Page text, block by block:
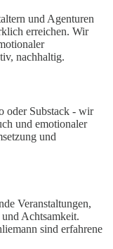
und Agenturen
erreichen. Wir
nachhaltig.
oder Substack - wir
und emotionaler
und
Veranstaltungen,
Achtsamkeit.
sind erfahrene